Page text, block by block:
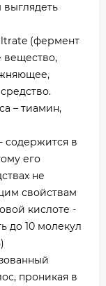
выглядеть
(фермент
вещество,
– тиамин,
содержится в
его
не
свойствам
кислоте -
до 10 молекул
проникая в